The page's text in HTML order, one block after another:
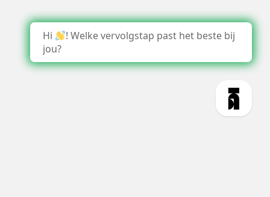
Hi
! Welke vervolgstap past het beste bij
jou?